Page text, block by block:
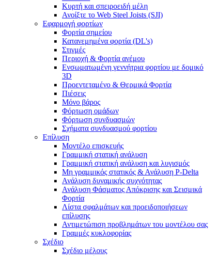
Κυρτή και σπειροειδή μέλη
Ανοίξτε το Web Steel Joists (SJI)
Εφαρμογή φορτίων
Φορτία σημείου
Κατανεμημένα φορτία (DL's)
Στιγμές
Περιοχή & Φορτία ανέμου
Ενσωματωμένη γεννήτρια φορτίου με δομικό
3D
Προεντεταμένο & Θερμικά Φορτία
Πιέσεις
Μόνο βάρος
Φόρτωση ομάδων
Φόρτωση συνδυασμών
Σχήματα συνδυασμού φορτίου
Επίλυση
Μοντέλο επισκευής
Γραμμική στατική ανάλυση
Γραμμική στατική ανάλυση και λυγισμός
Μη γραμμικός στατικός & Ανάλυση P-Delta
Ανάλυση δυναμικής συχνότητας
Ανάλυση Φάσματος Απόκρισης και Σεισμικά
Φορτία
Λίστα σφαλμάτων και προειδοποιήσεων
επίλυσης
Αντιμετώπιση προβλημάτων του μοντέλου σας
Γραμμές κυκλοφορίας
Σχέδιο
Σχέδιο μέλους